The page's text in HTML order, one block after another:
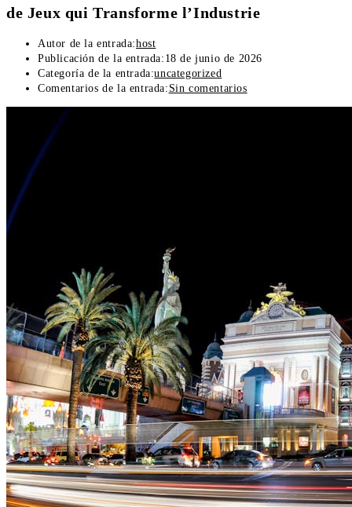
de Jeux qui Transforme l’Industrie
Autor de la entrada:host
Publicación de la entrada: 18 de junio de 2026
Categoría de la entrada:uncategorized
Comentarios de la entrada: Sin comentarios